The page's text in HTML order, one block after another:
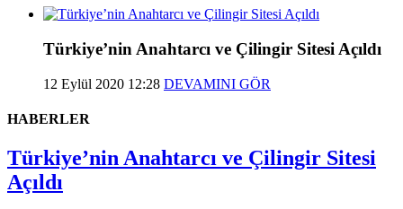
Türkiye’nin Anahtarcı ve Çilingir Sitesi Açıldı
12 Eylül 2020 12:28 DEVAMINI GÖR
HABERLER
Türkiye’nin Anahtarcı ve Çilingir Sitesi
Açıldı